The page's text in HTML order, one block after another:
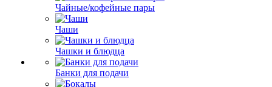
Чайные/кофейные пары
Чаши
Чашки и блюдца
Банки для подачи